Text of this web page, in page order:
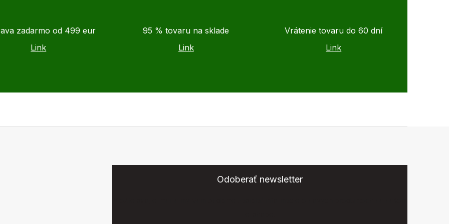
zadarmo od 499 eur
Link
95 % tovaru na sklade
Link
Vrátenie tovaru do 60 dní
Link
Odoberať newsletter